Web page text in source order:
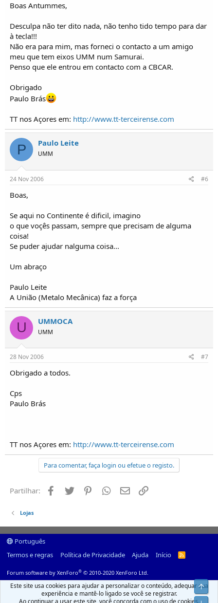
Boas Antummes,
Desculpa não ter dito nada, não tenho tido tempo para dar
à tecla!!!
Não era para mim, mas forneci o contacto a um amigo
meu que tem eixos UMM num Samurai.
Penso que ele entrou em contacto com a CBCAR.
Obrigado
Paulo Brás
TT nos Açores em: http://www.tt-terceirense.com
P Paulo Leite
UMM
24 Nov 2006 #6
Boas,
Se aqui no Continente é dificil, imagino
o que voçês passam, sempre que precisam de alguma
coisa!
Se puder ajudar nalguma coisa...
Um abraço
Paulo Leite
A União (Metalo Mecânica) faz a força
U UMMOCA
UMM
28 Nov 2006 #7
Obrigado a todos.
Cps
Paulo Brás
TT nos Açores em: http://www.tt-terceirense.com
Para comentar, faça login ou efetue o registo.
Partilhar: Facebook
Twitter PinterestWhatsapp
Email
Lojas
Português
Termos e regras
Política de Privacidade Ajuda Início
R
Forum software by XenForo® © 2010-2020 XenForo Ltd.
Este site usa cookies para ajudar a personalizar o conteúdo, adequar sua
experiência e mantê-lo ligado se você se registrar.
Ao continuar a usar este site, você concorda com o uso de cookies.
Top